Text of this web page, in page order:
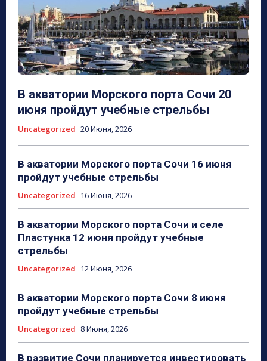
В акватории Морского порта Сочи 20
июня пройдут учебные стрельбы
Uncategorized 20 Июня, 2026
В акватории Морского порта Сочи 16 июня
пройдут учебные стрельбы
Uncategorized 16 Июня, 2026
В акватории Морского порта Сочи и селе
Пластунка 12 июня пройдут учебные
стрельбы
Uncategorized 12 Июня, 2026
В акватории Морского порта Сочи 8 июня
пройдут учебные стрельбы
Uncategorized 8 Июня, 2026
В развитие Сочи планируется инвестировать